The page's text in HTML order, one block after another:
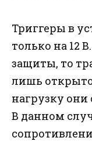
Триггеры в
только на 12
защиты, то
лишь
нагрузку они
В данном